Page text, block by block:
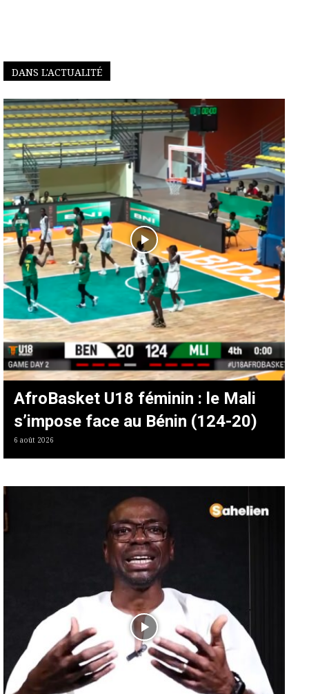
DANS L'ACTUALITÉ
AfroBasket U18 féminin : le Mali
s’impose face au Bénin (124-20)
6 août 2026